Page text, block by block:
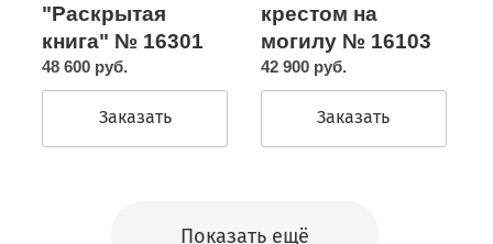
"Раскрытая
книга" № 16301
48 600 руб.
Заказать
крестом на
могилу № 16103
42 900 руб.
Заказать
Показать ещё